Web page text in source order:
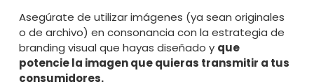
Asegúrate de utilizar imágenes (ya sean originales
o de archivo) en consonancia con la estrategia de
branding visual que hayas diseñado y que
potencie la imagen que quieras transmitir a tus
consumidores.